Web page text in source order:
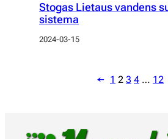
Stogas Lietaus vandens
sistema
2024-03-15
← 1 2 3 4 … 12